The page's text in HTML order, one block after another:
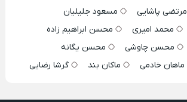
مرتضی پاشایی
مسعود جلیلیان
محمد امیری
محسن ابراهیم زاده
محسن چاوشی
محسن یگانه
ماهان خادمی ماکان بند گرشا رضایی